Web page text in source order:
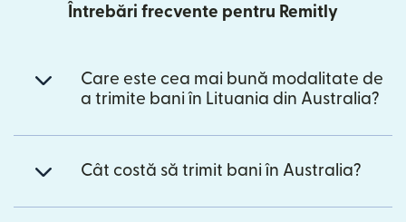
Întrebări frecvente pentru Remitly
Care este cea mai bună modalitate de
a trimite bani în Lituania din Australia?
Cât costă să trimit bani în Australia?